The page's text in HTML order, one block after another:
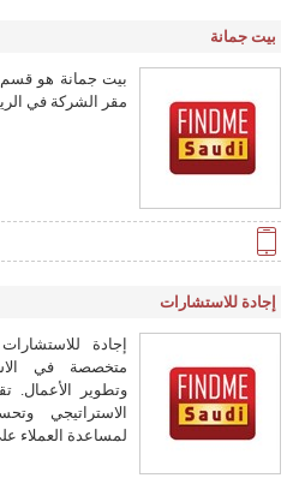
بيت جمانة
بيت جمانة هو
مقر الشركة في
إجادة للاستشارات
إجادة
متخصصة في
وتطوير الأعمال.
الاستراتيجي
لمساعدة العملاء